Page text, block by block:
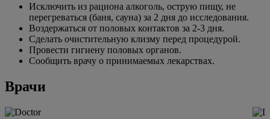
Исключить из рациона алкоголь, острую пищу, не
перегреваться (баня, сауна) за 2 дня до исследования.
Воздержаться от половых контактов за 2-3 дня.
Сделать очистительную клизму перед процедурой.
Провести гигиену половых органов.
Сообщить врачу о принимаемых лекарствах.
Врачи